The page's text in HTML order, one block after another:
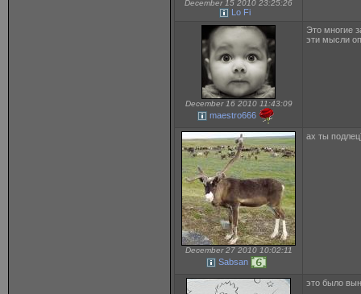
December 15 2010 23:25:26
Lo Fi
December 16 2010 11:43:09
maestro666
Это многие
эти мысли
December 27 2010 10:02:11
Sabsan
ах ты
это было